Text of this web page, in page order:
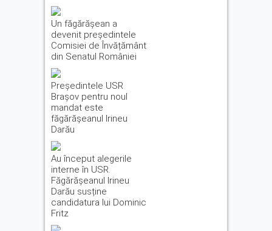
Un făgărășean a
devenit președintele
Comisiei de Învățământ
din Senatul României
Președintele USR
Brașov pentru noul
mandat este
făgărășeanul Irineu
Darău
Au început alegerile
interne în USR.
Făgărășeanul Irineu
Darău susține
candidatura lui Dominic
Fritz